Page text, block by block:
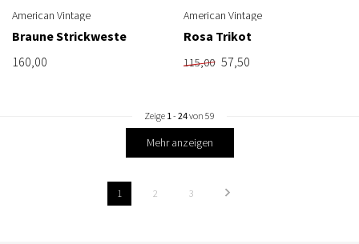
American Vintage
Braune Strickweste
160,00
American Vintage
Rosa Trikot
115,00 57,50
Zeige 1 - 24von 59
Mehr anzeigen
1 2 3